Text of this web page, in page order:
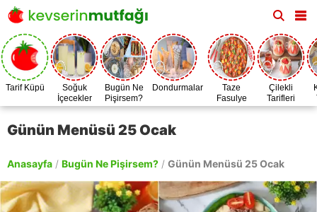
Tarif Küpü
Soğuk
İçecekler
Bugün Ne
Pişirsem?
Dondurmalar
Taze
Fasulye
Zamanı
Çilekli
Tarifleri
Günün Menüsü 25 Ocak
Anasayfa / Bugün Ne Pişirsem? / Günün Menüsü 25 Ocak